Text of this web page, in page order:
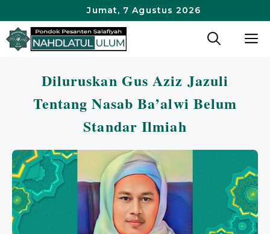
ke
isi
Jumat, 7 Agustus 2026
Diluruskan Gus Aziz Jazuli
Tentang Nasab Ba’alwi Belum
Standar Ilmiah